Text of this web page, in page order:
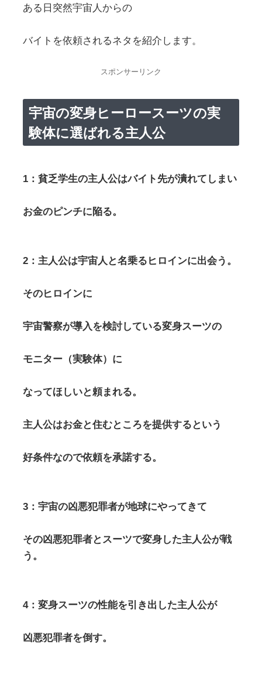
ある日突然宇宙人からの
バイトを依頼されるネタを紹介します。
スポンサーリンク
宇宙の変身ヒーロースーツの実
験体に選ばれる主人公
1：貧乏学生の主人公はバイト先が潰れてしまい
お金のピンチに陥る。
2：主人公は宇宙人と名乗るヒロインに出会う。
そのヒロインに
宇宙警察が導入を検討している変身スーツの
モニター（実験体）に
なってほしいと頼まれる。
主人公はお金と住むところを提供するという
好条件なので依頼を承諾する。
3：宇宙の凶悪犯罪者が地球にやってきて
その凶悪犯罪者とスーツで変身した主人公が戦
う。
4：変身スーツの性能を引き出した主人公が
凶悪犯罪者を倒す。